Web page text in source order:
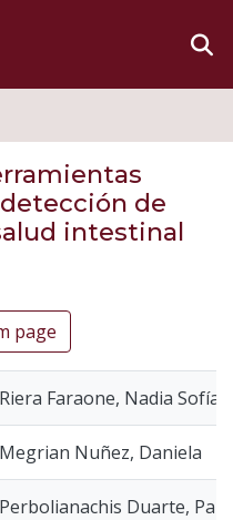
de
intestinal
page
Riera Faraone, Nadia Sofía
Megrian Nuñez, Daniela
Perbolianachis Duarte,